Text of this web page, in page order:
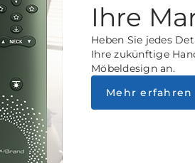
Ihre
Heben Sie jedes
Ihre zukünftige
Möbeldesign an.
Mehr erfahren